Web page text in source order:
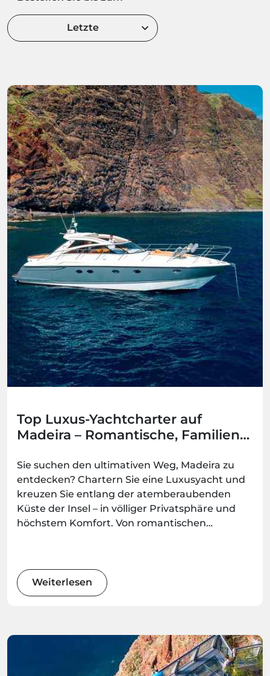
Letzte
Top Luxus-Yachtcharter auf
Madeira – Romantische, Familien-
Sie suchen den ultimativen Weg, Madeira zu
entdecken? Chartern Sie eine Luxusyacht und
kreuzen Sie entlang der atemberaubenden
Küste der Insel – in völliger Privatsphäre und
höchstem Komfort. Von romantischen
unvergessliche Momente auf dem Meer –
buchbar bei Madeira.Best.
Weiterlesen